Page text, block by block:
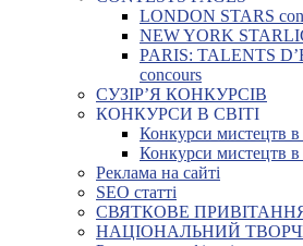
LONDON STARS
NEW YORK
PARIS: TALENTS
concours
СУЗІР’Я КОНКУРСІВ
КОНКУРСИ В СВІТІ
Конкурси мистецтв в
Конкурси мистецтв в
Реклама на сайті
SEO статті
СВЯТКОВЕ
НАЦІОНАЛЬНИЙ